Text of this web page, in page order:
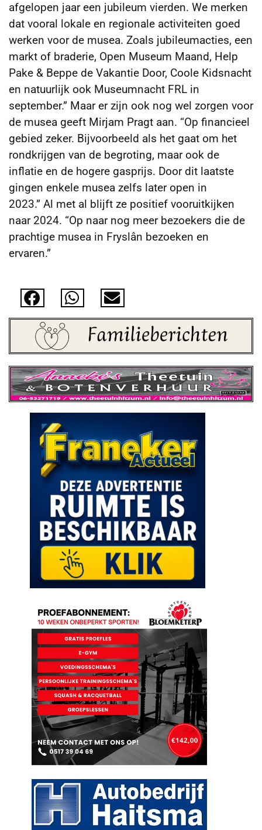
afgelopen jaar een jubileum vierden. We merken
dat vooral lokale en regionale activiteiten goed
werken voor de musea. Zoals jubileumacties, een
markt of braderie, Open Museum Maand, Help
Pake & Beppe de Vakantie Door, Coole Kidsnacht
en natuurlijk ook Museumnacht FRL in
september.” Maar er zijn ook nog wel zorgen voor
de musea geeft Mirjam Pragt aan. “Op financieel
gebied zeker. Bijvoorbeeld als het gaat om het
rondkrijgen van de begroting, maar ook de
inflatie en de hogere gasprijs. Door dit laatste
gingen enkele musea zelfs later open in
2023.” Al met al blijft ze positief vooruitkijken
naar 2024. “Op naar nog meer bezoekers die de
prachtige musea in Fryslân bezoeken en
ervaren.”